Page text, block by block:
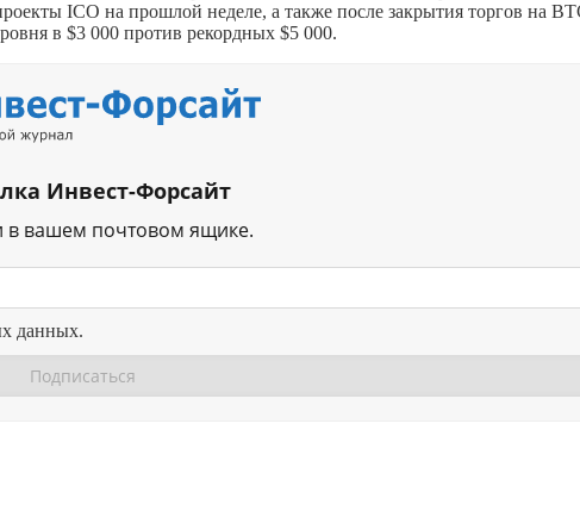
ICO на прошлой неделе, а также после закрытия торгов на
в $3 000 против рекордных $5 000.
Инвест-Форсайт
в вашем почтовом ящике.
данных.